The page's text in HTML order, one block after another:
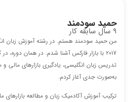
تحلیل تکنیکال
ارز دیجیتال
حرکات بازار
حمید سودمند
9 سال سابقه کار
من حمید سودمند هستم. در رشته آموزش زبان
۲۰۱۷ با بازار فارکس آشنا شدم. در همان
تدریس زبان انگلیسی، یادگیری بازارهای مالی و
به‌صورت جدی آغاز کردم.
ترکیب آموزش آکادمیک زبان و مطالعه